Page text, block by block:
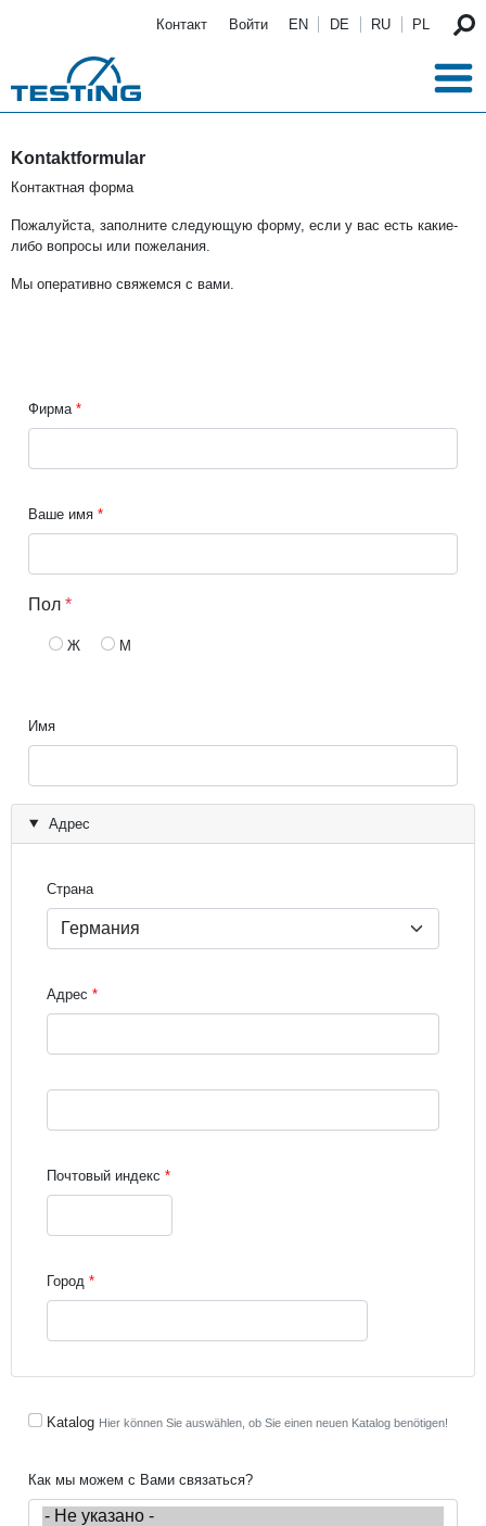
Контакт Войти EN DE RU PL
Kontaktformular
Контактная форма
Пожалуйста, заполните следующую форму, если у вас есть какие-
либо вопросы или пожелания.
Мы оперативно свяжемся с вами.
Фирма
Ваше имя
Пол *
Ж М
Имя
Адрес
Страна
Адрес
Street address line 3
Почтовый индекс
Город
Katalog Hier können Sie auswählen, ob Sie einen neuen Katalog benötigen!
Как мы можем с Вами связаться?